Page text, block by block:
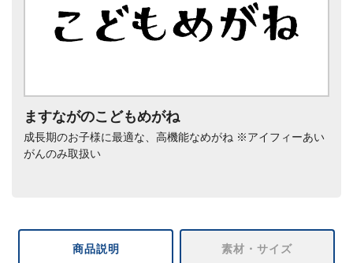
ますながのこどもめがね
成長期のお子様に最適な、高機能なめがね ※アイフィーあい
がんのみ取扱い
商品説明 素材・サイズ